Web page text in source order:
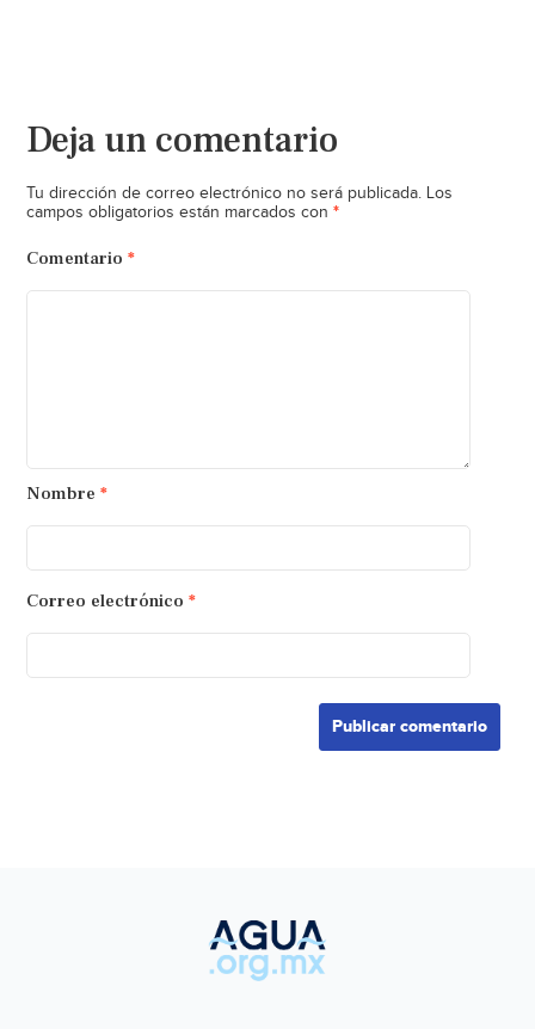
Deja un comentario
Tu dirección de correo electrónico no será publicada. Los
campos obligatorios están marcados con *
Comentario *
Nombre *
Correo electrónico *